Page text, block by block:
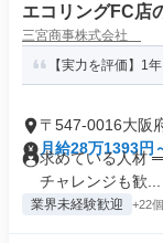
エコリングFC店
三宮商事株式会社
【実力を評価】1
〒547-0016大阪
月給28万1393円
求めている人
チャレンジも歓...
業界未経験歓迎 +22個